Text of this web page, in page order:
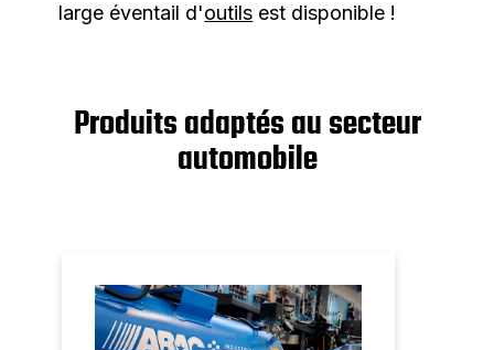
large éventail d'outils est disponible !
Produits adaptés au secteur
automobile